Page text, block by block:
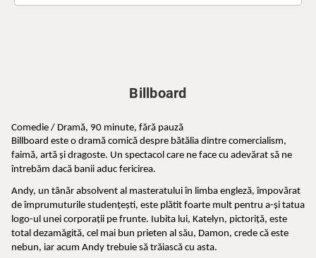
Billboard
Comedie / Dramă, 90 minute, fără pauză
Billboard este o dramă comică despre bătălia dintre comercialism,
faimă, artă și dragoste. Un spectacol care ne face cu adevărat să ne
întrebăm dacă banii aduc fericirea.
Andy, un tânăr absolvent al masteratului în limba engleză, împovărat
de împrumuturile studențești, este plătit foarte mult pentru a-și tatua
logo-ul unei corporații pe frunte. Iubita lui, Katelyn, pictoriță, este
total dezamăgită, cel mai bun prieten al său, Damon, crede că este
nebun, iar acum Andy trebuie să trăiască cu asta.